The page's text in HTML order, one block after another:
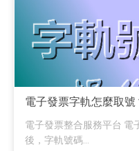
電子發票字軌怎麼取
電子發票整合服務平台 電
後，字軌號碼...